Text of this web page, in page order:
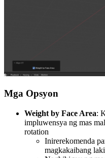
Mga Opsyon
Weight by Face Area:
impluwensya ng mas
rotation
Inirerekomenda
magkakaibang